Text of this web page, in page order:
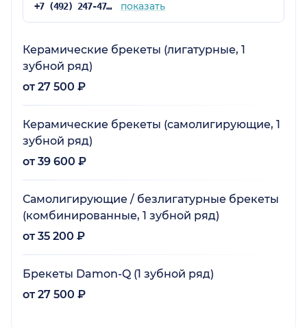
+7 (492) 247-47-11 показать
Керамические брекеты (лигатурные, 1
зубной ряд)
от 27 500 ₽
Керамические брекеты (самолигирующие, 1
зубной ряд)
от 39 600 ₽
Самолигирующие / безлигатурные брекеты
(комбинированные, 1 зубной ряд)
от 35 200 ₽
Брекеты Damon-Q (1 зубной ряд)
от 27 500 ₽